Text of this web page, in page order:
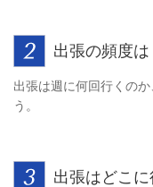
出張の頻度は
出張は週に何回行くの
う。
出張はどこ